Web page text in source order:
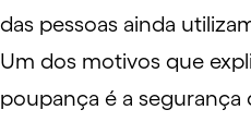
das pessoas ainda
Um dos motivos que
poupança é a segurança